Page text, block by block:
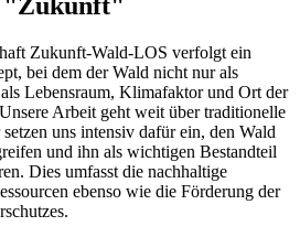
Zukunft-Wald-LOS verfolgt ein
bei dem der Wald nicht nur als
Lebensraum, Klimafaktor und Ort der
Arbeit geht weit über traditionelle
uns intensiv dafür ein, den Wald
und ihn als wichtigen Bestandteil
Dies umfasst die nachhaltige
ebenso wie die Förderung der